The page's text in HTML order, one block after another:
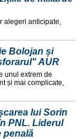
alegeri anticipate,
Bolojan și
AUR
unul extrem de
și mai complicate,
lui Sorin
PNL. Liderul
penală